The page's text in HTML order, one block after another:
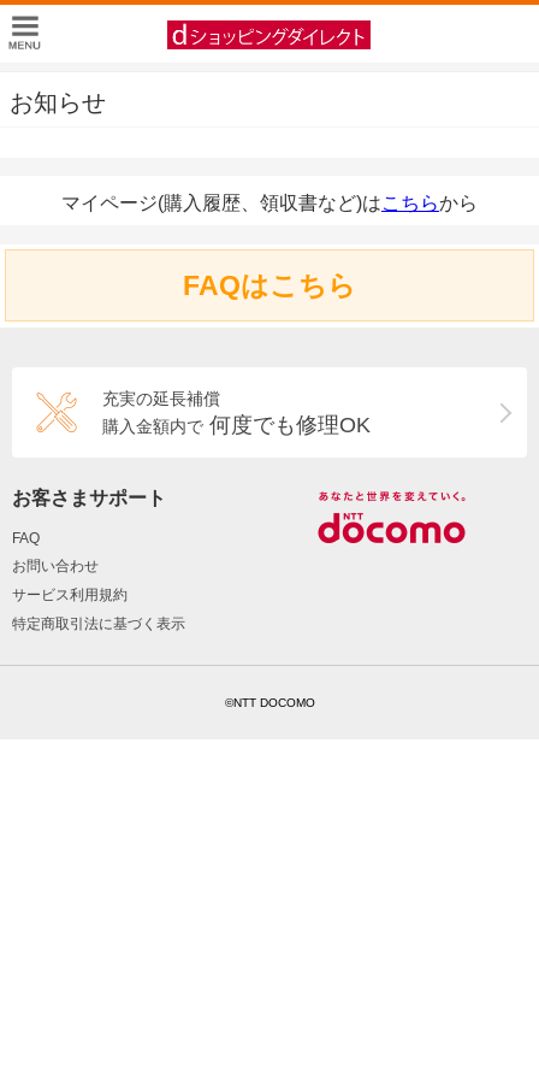
お知らせ
マイページ(購入履歴、領収書など)はこちらから
FAQはこちら
充実の延長補償
購入金額内で 何度でも修理OK
お客さまサポート
FAQ
お問い合わせ
サービス利用規約
特定商取引法に基づく表示
©NTT DOCOMO